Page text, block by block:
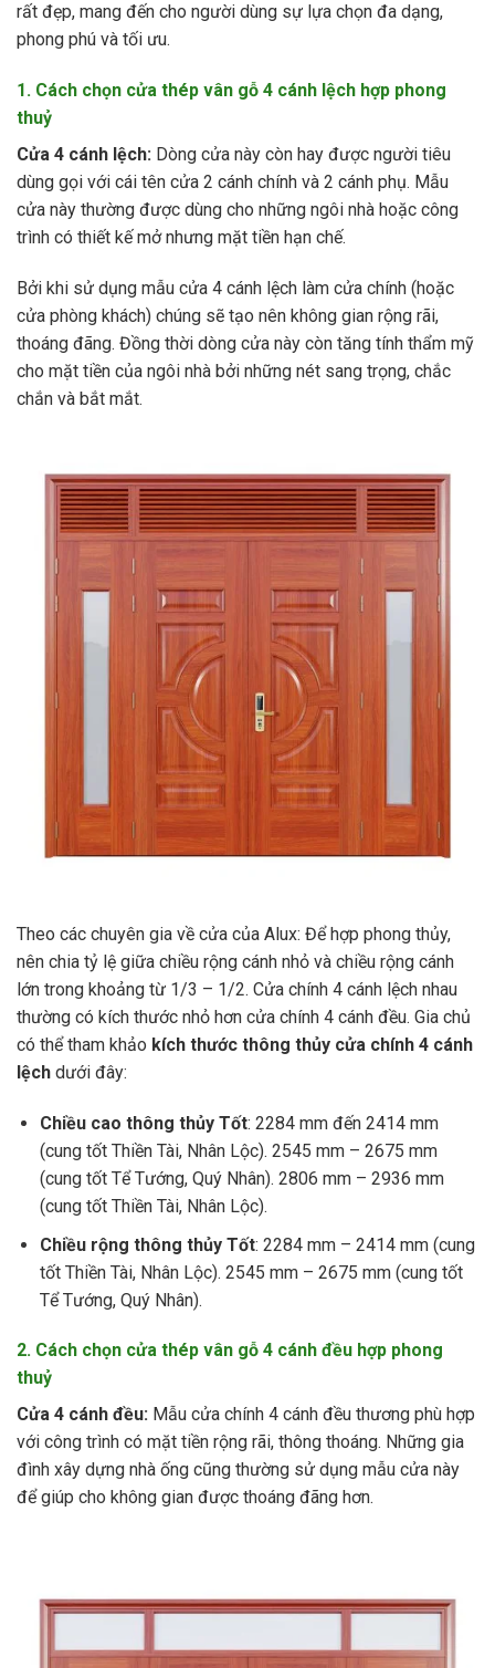
rất đẹp, mang đến cho người dùng sự lựa chọn đa dạng,
phong phú và tối ưu.
1. Cách chọn cửa thép vân gỗ 4 cánh lệch hợp phong
thuỷ
Cửa 4 cánh lệch: Dòng cửa này còn hay được người tiêu
dùng gọi với cái tên cửa 2 cánh chính và 2 cánh phụ. Mẫu
cửa này thường được dùng cho những ngôi nhà hoặc công
trình có thiết kế mở nhưng mặt tiền hạn chế.
Bởi khi sử dụng mẫu cửa 4 cánh lệch làm cửa chính (hoặc
cửa phòng khách) chúng sẽ tạo nên không gian rộng rãi,
thoáng đãng. Đồng thời dòng cửa này còn tăng tính thẩm mỹ
cho mặt tiền của ngôi nhà bởi những nét sang trọng, chắc
chắn và bắt mắt.
Theo các chuyên gia về cửa của Alux: Để hợp phong thủy,
nên chia tỷ lệ giữa chiều rộng cánh nhỏ và chiều rộng cánh
lớn trong khoảng từ 1/3 – 1/2. Cửa chính 4 cánh lệch nhau
thường có kích thước nhỏ hơn cửa chính 4 cánh đều. Gia chủ
có thể tham khảo kích thước thông thủy cửa chính 4 cánh
lệch dưới đây:
Chiều cao thông thủy Tốt: 2284 mm đến 2414 mm
(cung tốt Thiền Tài, Nhân Lộc). 2545 mm – 2675 mm
(cung tốt Tể Tướng, Quý Nhân). 2806 mm – 2936 mm
(cung tốt Thiền Tài, Nhân Lộc).
Chiều rộng thông thủy Tốt: 2284 mm – 2414 mm (cung
tốt Thiền Tài, Nhân Lộc). 2545 mm – 2675 mm (cung tốt
Tể Tướng, Quý Nhân).
2. Cách chọn cửa thép vân gỗ 4 cánh đều hợp phong
thuỷ
Cửa 4 cánh đều: Mẫu cửa chính 4 cánh đều thương phù hợp
với công trình có mặt tiền rộng rãi, thông thoáng. Những gia
đình xây dựng nhà ống cũng thường sử dụng mẫu cửa này
để giúp cho không gian được thoáng đãng hơn.